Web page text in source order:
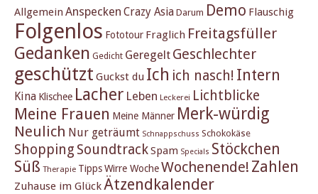
Allgemein Anspecken Crazy Asia Darum Demo Flauschig
Folgenlos Fototour Fraglich Freitagsfüller
Gedanken Gedicht Geregelt Geschlechter
geschützt Guckst du Ich ich nasch! Intern
Kina Klischee Lacher Leben Leckerei Lichtblicke
Meine Frauen Meine Männer Merk-würdig
Neulich Nur geträumt Schnappschuss Schokokäse
Shopping SoundtrackSpam Specials Stöckchen
Süß Therapie TippsWirre WocheWochenende! Zahlen
Zuhause im Glück Ätzendkalender